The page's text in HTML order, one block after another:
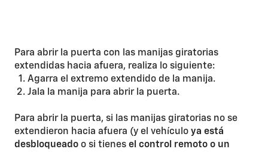
Para abrir la puerta con las manijas giratorias
extendidas hacia afuera, realiza lo siguiente:
Agarra el extremo extendido de la manija.
Jala la manija para abrir la puerta.
Para abrir la puerta, si las manijas giratorias no se
extendieron hacia afuera (y el vehículo ya está
desbloqueado o si tienes el control remoto o un